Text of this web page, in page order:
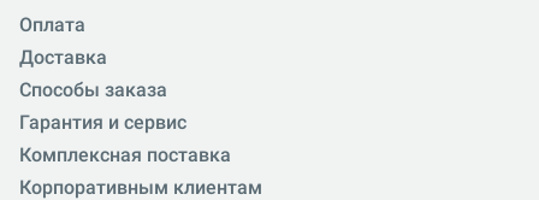
Оплата
Доставка
Способы заказа
Гарантия и сервис
Комплексная поставка
Корпоративным клиентам